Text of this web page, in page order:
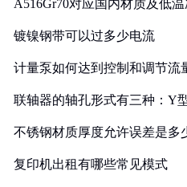
A516Gr70对应国内材质及低
镀镍钢带可以过多少电流
计量泵如何达到控制和调节流
联轴器的轴孔形式有三种：Y
不锈钢材质厚度允许误差是多
复印机出租有哪些常见模式